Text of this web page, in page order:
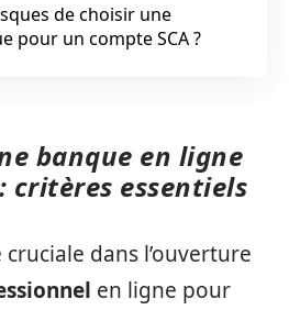
de choisir une
pour un compte SCA ?
banque en ligne
critères essentiels
dans l’ouverture
en ligne pour